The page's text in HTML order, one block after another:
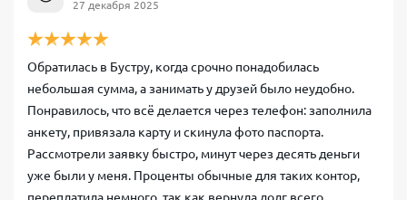
27 декабря 2025
Обратилась в Бустру, когда срочно понадобилась
небольшая сумма, а занимать у друзей было неудобно.
Понравилось, что всё делается через телефон: заполнила
анкету, привязала карту и скинула фото паспорта.
Рассмотрели заявку быстро, минут через десять деньги
уже были у меня. Проценты обычные для таких контор,